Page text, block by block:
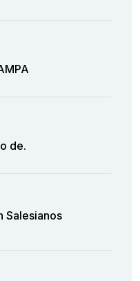
de.
Salesianos